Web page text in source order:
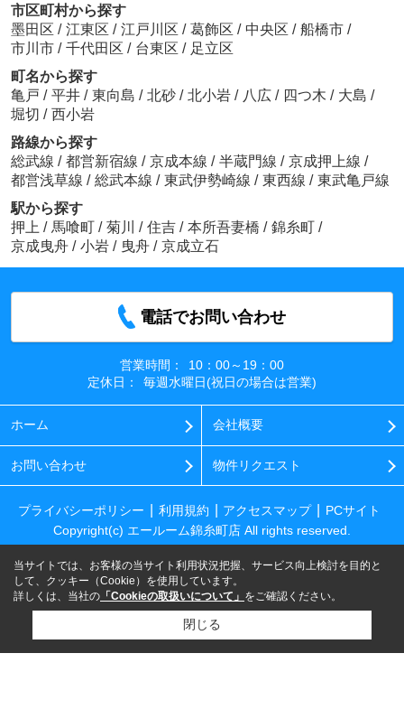
市区町村から探す
墨田区 / 江東区 / 江戸川区 / 葛飾区 / 中央区 / 船橋市 /
市川市 / 千代田区 / 台東区 / 足立区
町名から探す
亀戸 / 平井 / 東向島 / 北砂 / 北小岩 / 八広 / 四つ木 / 大島 /
堀切 / 西小岩
路線から探す
総武線 / 都営新宿線 / 京成本線 / 半蔵門線 / 京成押上線 /
都営浅草線 / 総武本線 / 東武伊勢崎線 / 東西線 / 東武亀戸線
駅から探す
押上 / 馬喰町 / 菊川 / 住吉 / 本所吾妻橋 / 錦糸町 /
京成曳舟 / 小岩 / 曳舟 / 京成立石
電話でお問い合わせ
営業時間：
10：00～19：00
定休日：
毎週水曜日(祝日の場合は営業)
ホーム 会社概要
お問い合わせ 物件リクエスト
プライバシーポリシー 利用規約 アクセスマップ
PCサイト
Copyright(c) エールーム錦糸町店 All rights reserved.
当サイトでは、お客様の当サイト利用状況把握、サービス向上検討を目的と
して、クッキー（Cookie）を使用しています。
詳しくは、当社の 「Cookieの取扱いについて」 をご確認ください。
閉じる